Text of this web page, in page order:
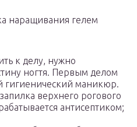
наращивания гелем
к делу, нужно
ногтя. Первым делом
гигиенический маникюр.
верхнего рогового
антисептиком;